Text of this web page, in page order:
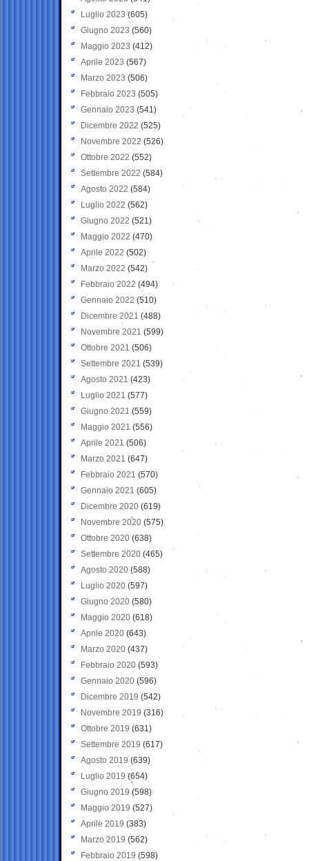
Luglio 2023 (605)
Giugno 2023 (560)
Maggio 2023 (412)
Aprile 2023 (567)
Marzo 2023 (506)
Febbraio 2023 (505)
Gennaio 2023 (541)
Dicembre 2022 (525)
Novembre 2022 (526)
Ottobre 2022 (552)
Settembre 2022 (584)
Agosto 2022 (584)
Luglio 2022 (562)
Giugno 2022 (521)
Maggio 2022 (470)
Aprile 2022 (502)
Marzo 2022 (542)
Febbraio 2022 (494)
Gennaio 2022 (510)
Dicembre 2021 (488)
Novembre 2021 (599)
Ottobre 2021 (506)
Settembre 2021 (539)
Agosto 2021 (423)
Luglio 2021 (577)
Giugno 2021(559)
Maggio 2021 (556)
Aprile 2021 (506)
Marzo 2021 (647)
Febbraio 2021 (570)
Gennaio 2021 (605)
Dicembre 2020 (619)
Novembre 2020 (575)
Ottobre 2020 (638)
Settembre 2020(465)
Agosto 2020 (588)
Luglio 2020 (597)
Giugno 2020 (580)
Maggio 2020 (618)
Aprile 2020 (643)
Marzo 2020 (437)
Febbraio 2020 (593)
Gennaio 2020 (596)
Dicembre 2019 (542)
Novembre 2019 (316)
Ottobre 2019 (631)
Settembre 2019 (617)
Agosto 2019 (639)
Luglio 2019 (654)
Giugno 2019 (598)
Maggio 2019 (527)
Aprile 2019 (383)
Marzo 2019 (562)
Febbraio 2019 (598)